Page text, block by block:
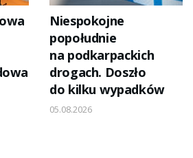
Niespokojne
popołudnie
na podkarpackich
drogach. Doszło
do kilku wypadków
05.08.2026